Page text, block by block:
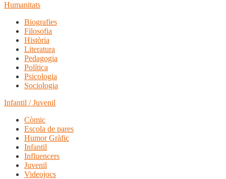
Humanitats
Biografies
Filosofia
Història
Literatura
Pedagogia
Política
Psicologia
Sociologia
Infantil / Juvenil
Còmic
Escola de pares
Humor Gràfic
Infantil
Influencers
Juvenil
Videojocs